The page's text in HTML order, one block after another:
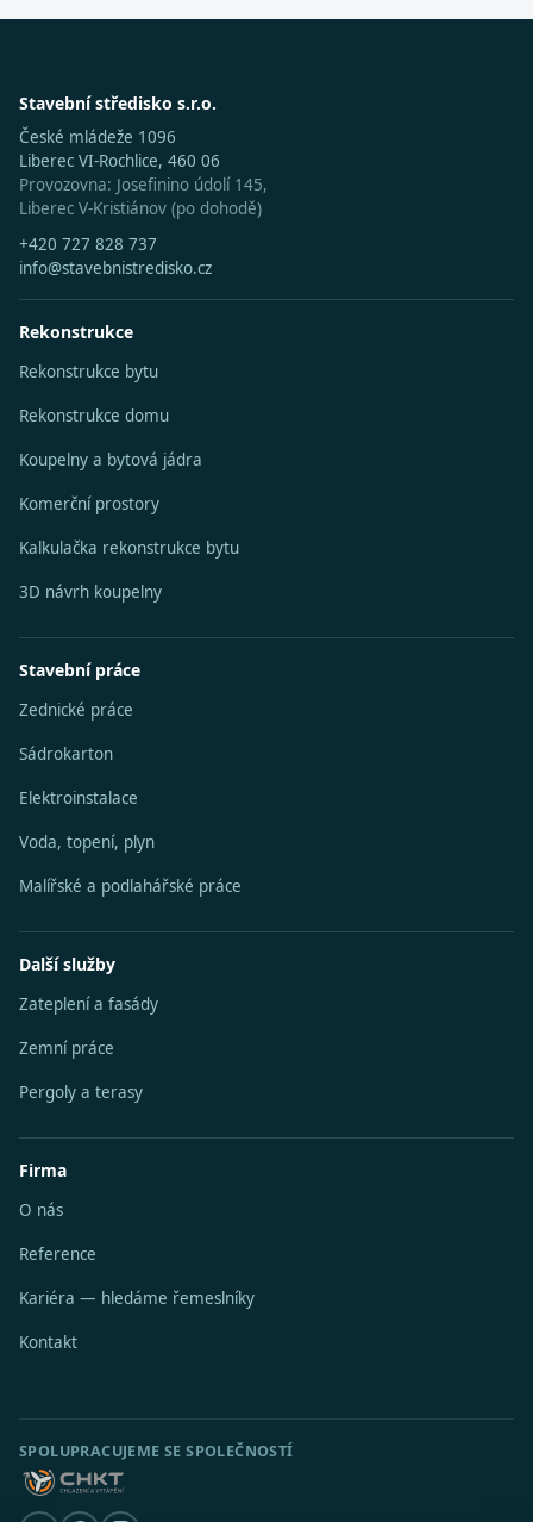
Stavební středisko s.r.o.
České mládeže 1096
Liberec VI-Rochlice, 460 06
Provozovna: Josefinino údolí 145,
Liberec V-Kristiánov (po dohodě)
+420 727 828 737
info@stavebnistredisko.cz
Rekonstrukce
Rekonstrukce bytu
Rekonstrukce domu
Koupelny a bytová jádra
Komerční prostory
Kalkulačka rekonstrukce bytu
3D návrh koupelny
Stavební práce
Zednické práce
Sádrokarton
Elektroinstalace
Voda, topení, plyn
Malířské a podlahářské práce
Další služby
Zateplení a fasády
Zemní práce
Pergoly a terasy
Firma
O nás
Reference
Kariéra — hledáme řemeslníky
Kontakt
SPOLUPRACUJEME SE SPOLEČNOSTÍ